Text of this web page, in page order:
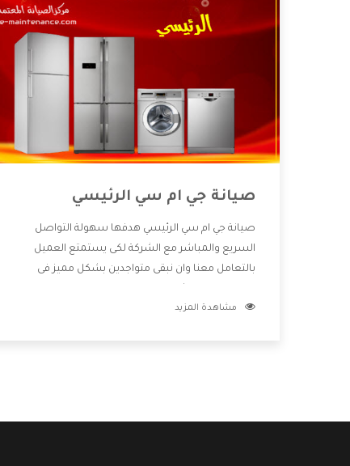
صيانة جي ام سي الرئيسي
صيانة جي ام سي الرئيسي هدفها سهولة التواصل
السريع والمباشر مع الشركة لكى يستمتع العميل
بالتعامل معنا وان نبقى متواجدين بشكل مميز فى
للعميل وان يستمتع بالخدمات التى تنفرد الشركة بها
مشاهدة المزيد